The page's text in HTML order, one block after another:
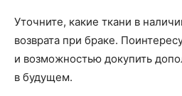
Уточните, какие ткани в
возврата при браке.
и возможностью докупить
в будущем.